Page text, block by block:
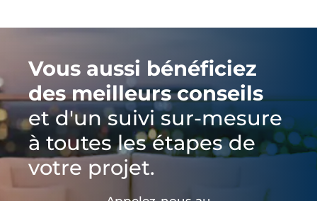
Vous aussi bénéficiez
des meilleurs conseils
et d'un suivi sur-mesure
à toutes les étapes de
votre projet.